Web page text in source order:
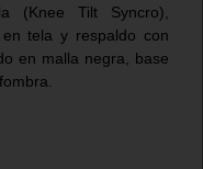
(Knee Tilt Syncro),
tela y respaldo con
en malla negra, base